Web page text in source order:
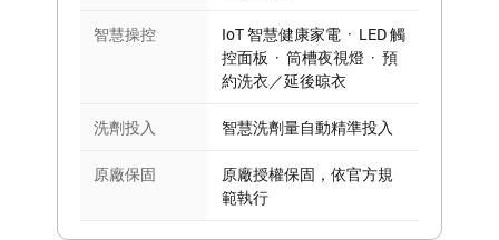
智慧操控
IoT 智慧健康家電 · LED 觸
控面板 · 筒槽夜視燈 · 預
約洗衣／延後晾衣
洗劑投入 智慧洗劑量自動精準投入
原廠保固
原廠授權保固，依官方規
範執行